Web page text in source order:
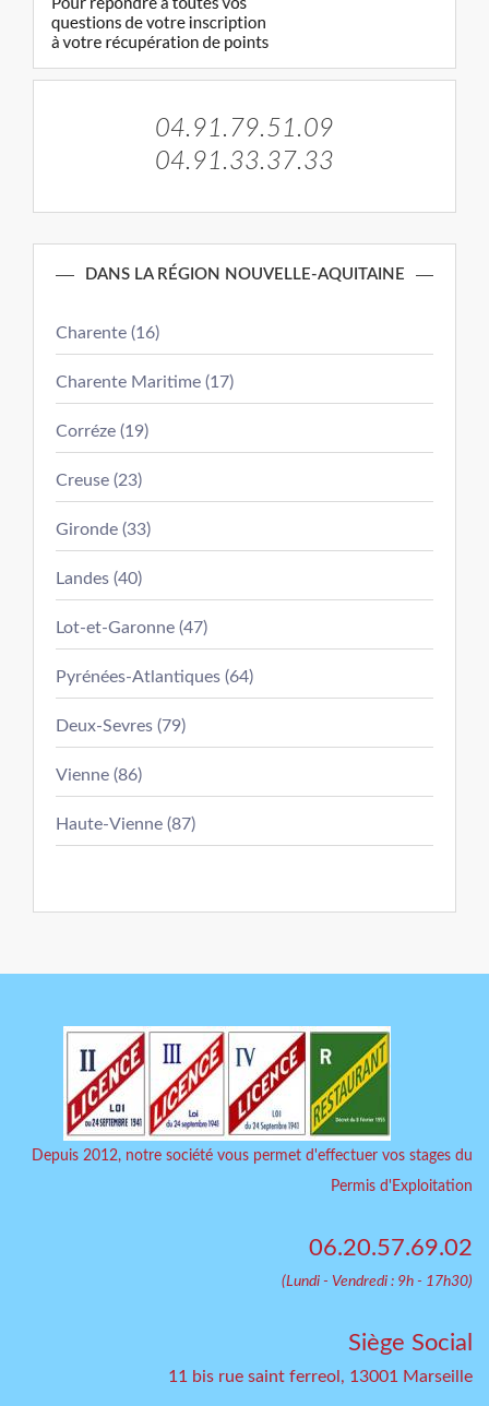
04.91.79.51.09
04.91.33.37.33
DANS LA RÉGION NOUVELLE-AQUITAINE
Charente (16)
Charente Maritime (17)
Corréze (19)
Creuse (23)
Gironde (33)
Landes (40)
Lot-et-Garonne (47)
Pyrénées-Atlantiques (64)
Deux-Sevres (79)
Vienne (86)
Haute-Vienne (87)
Depuis 2012, notre société vous permet d'effectuer vos stages du
Permis d'Exploitation
06.20.57.69.02
(Lundi - Vendredi : 9h - 17h30)
Siège Social
11 bis rue saint ferreol, 13001 Marseille